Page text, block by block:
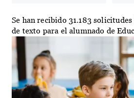
Se han recibido 31.183
de texto para el alumnado de